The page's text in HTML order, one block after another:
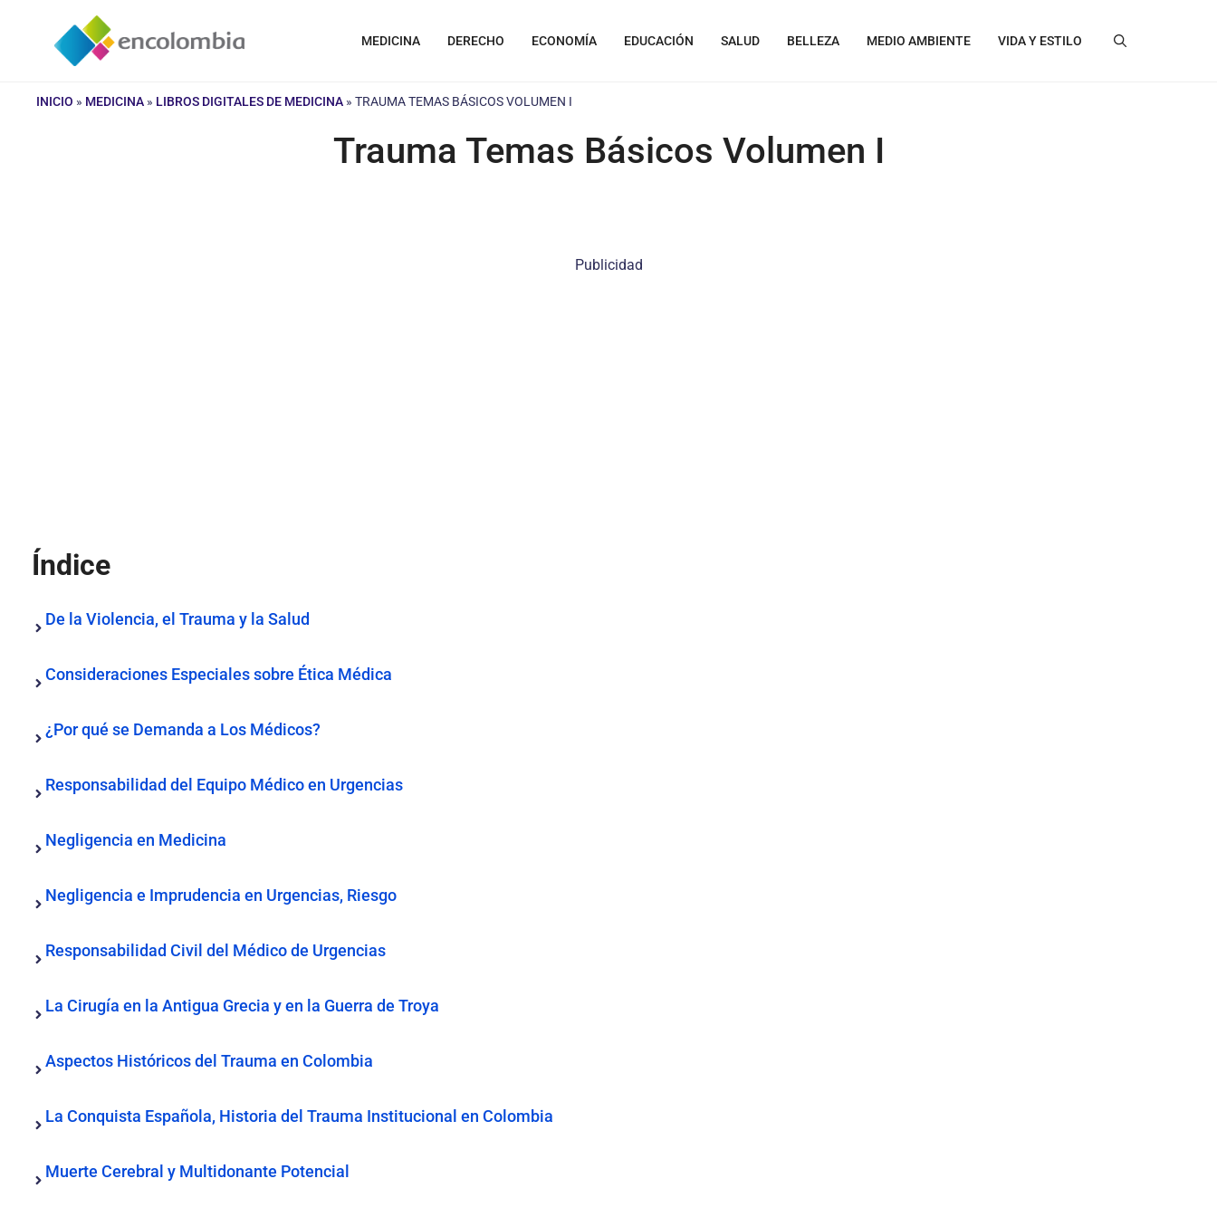
contenido
MEDICINA DERECHO ECONOMÍA EDUCACIÓN SALUD BELLEZA MEDIO AMBIENTE VIDA Y ESTILO
INICIO » MEDICINA » LIBROS DIGITALES DE MEDICINA » TRAUMA TEMAS BÁSICOS VOLUMEN I
Trauma Temas Básicos Volumen I
Publicidad
Índice
De la Violencia, el Trauma y la Salud
Consideraciones Especiales sobre Ética Médica
¿Por qué se Demanda a Los Médicos?
Responsabilidad del Equipo Médico en Urgencias
Negligencia en Medicina
Negligencia e Imprudencia en Urgencias, Riesgo
Responsabilidad Civil del Médico de Urgencias
La Cirugía en la Antigua Grecia y en la Guerra de Troya
Aspectos Históricos del Trauma en Colombia
La Conquista Española, Historia del Trauma Institucional en Colombia
Muerte Cerebral y Multidonante Potencial